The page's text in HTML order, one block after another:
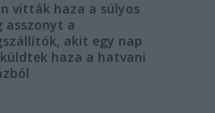
vitták haza a súlyos
asszonyt a
akit egy nap
haza a hatvani